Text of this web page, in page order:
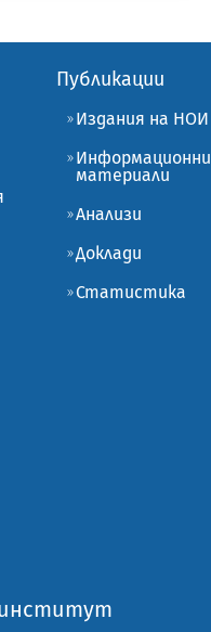
Публикации
Издания на НОИ
Информационни
материали
Анализи
Доклади
Статистика
институт